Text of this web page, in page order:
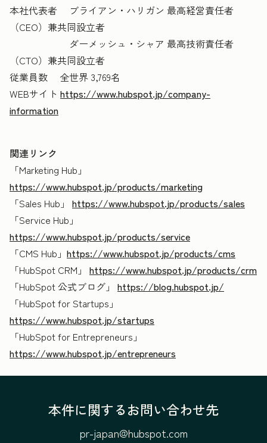
本社代表者 ブライアン・ハリガン 最高経営責任者
（CEO）兼共同設立者
ダーメッシュ・シャア 最高技術責任者
（CTO）兼共同設立者
従業員数 全世界 3,769名
WEBサイト https://www.hubspot.jp/company-
information
関連リンク
「Marketing Hub」
https://www.hubspot.jp/products/marketing
「Sales Hub」 https://www.hubspot.jp/products/sales
「Service Hub」
https://www.hubspot.jp/products/service
「CMS Hub」 https://www.hubspot.jp/products/cms
「HubSpot CRM」 https://www.hubspot.jp/products/crm
「HubSpot 公式ブログ」 https://blog.hubspot.jp/
「HubSpot for Startups」
https://www.hubspot.jp/startups
「HubSpot for Entrepreneurs」
https://www.hubspot.jp/entrepreneurs
本件に関するお問い合わせ先
pr-japan@hubspot.com